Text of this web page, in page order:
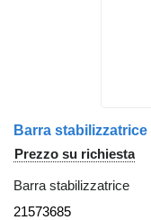
Prezzo su richiesta
Barra stabilizzatrice
21573685